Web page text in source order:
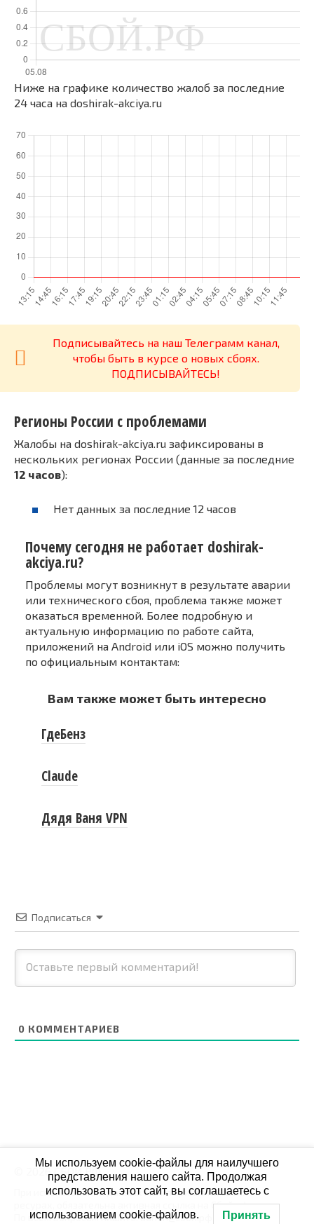
Ниже на графике количество жалоб за последние
24 часа на doshirak-akciya.ru
Подписывайтесь на наш Телеграмм канал,
чтобы быть в курсе о новых сбоях.
ПОДПИСЫВАЙТЕСЬ!
Регионы России с проблемами
Жалобы на doshirak-akciya.ru зафиксированы в
нескольких регионах России (данные за последние
12 часов):
Нет данных за последние 12 часов
Почему сегодня не работает doshirak-
akciya.ru?
Проблемы могут возникнут в результате аварии
или технического сбоя, проблема также может
оказаться временной. Более подробную и
актуальную информацию по работе сайта,
приложений на Android или iOS можно получить
по официальным контактам:
Вам также может быть интересно
ГдеБенз
Claude
Дядя Ваня VPN
Подписаться
0 КОММЕНТАРИЕВ
© 2026 СБОЙ.РФ
При использовании данных мониторинга на своих
ресурах, обязательна активная ссылка на Сбой.рф
По всем вопросам пишите: admin@сбой.рф
Мы используем cookie-файлы для наилучшего
представления нашего сайта. Продолжая
использовать этот сайт, вы соглашаетесь с
использованием cookie-файлов. Принять